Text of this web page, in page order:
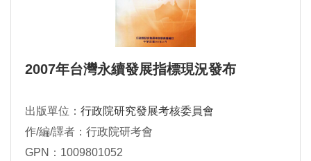
2007年台灣永續發展指標現況發布
出版單位： 行政院研究發展考核委員會
作/編/譯者：行政院研考會
GPN：1009801052